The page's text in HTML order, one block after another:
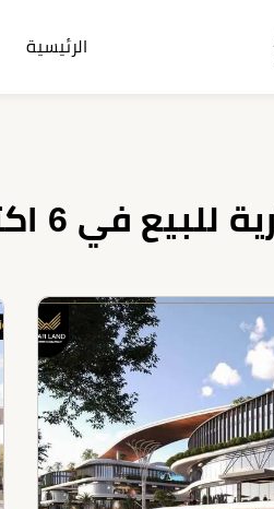
الرئيسية
في 6 اكتوبر